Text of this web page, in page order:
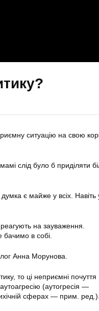
ситуацію на свою
слід було б приділяти
є майже у всіх. Навіть
реагують на зауваження.
в собі.
Анна Морунова.
то ці неприємні почуття
(аутогресія —
сферах — прим. ред.).